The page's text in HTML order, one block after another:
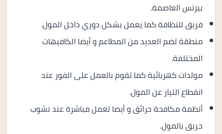
بيزنس العاصمة.
فريق للنظافة كما يعمل بشكل دوري داخل المول.
منطقة تضم العديد من المطاعم و أيضا الكافيهات
المختلفة.
مولدات كهربائية كما تقوم بالعمل على الفور عند
انقطاع التيار عن المول.
أنظمة مكافحة حرائق و أيضا تعمل مباشرة عند نشوب
حريق بالمول.